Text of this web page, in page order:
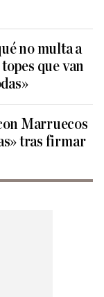
no multa a
que van
Marruecos
tras firmar